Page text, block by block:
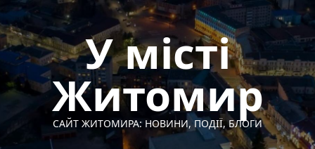
Перейти
до
вмісту
У місті
Житомир
САЙТ ЖИТОМИРА: НОВИНИ, ПОДІЇ, БЛОГИ